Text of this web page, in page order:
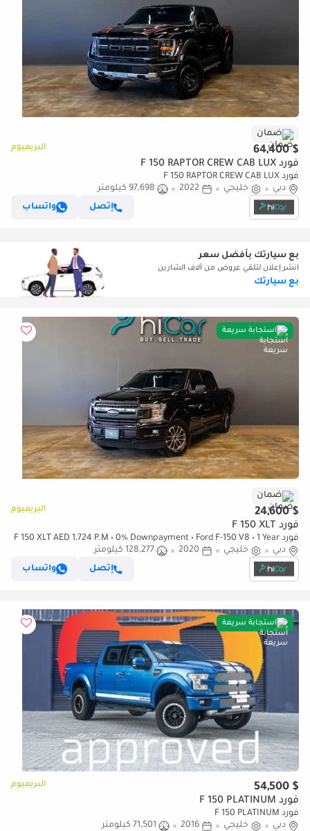
ضمان
$ 64,400 البريميوم
فورد F 150 RAPTOR CREW CAB LUX
فورد F 150 RAPTOR CREW CAB LUX
دبي
خليجي 2022
97,698 كيلومتر
إتصل
واتساب
بع سيارتك بأفضل سعر
انشر إعلان لتلقي عروض من آلاف الشارين
بع سيارتك
استجابة سريعة
ضمان
$ 24,600 البريميوم
فورد F 150 XLT
فورد F 150 XLT AED 1,724 P.M • 0% Downpayment • Ford F-150 V8 • 1 Year
Warranty
دبي خليجي 2020
128,277 كيلومتر
إتصل
واتساب
استجابة سريعة
$ 54,500 البريميوم
فورد F 150 PLATINUM
فورد F 150 PLATINUM
دبي
خليجي 2016
71,501 كيلومتر